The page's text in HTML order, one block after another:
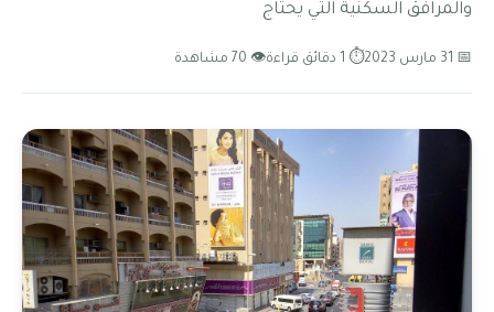
والمرافق السكنية التي يحتاج
📅 31 مارس 2023 ⏱ 1 دقائق قراءة 👁 70 مشاهدة